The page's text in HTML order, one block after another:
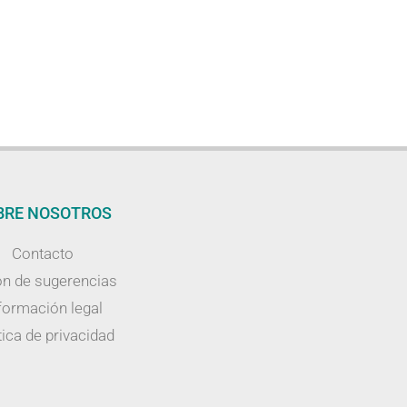
NOSOTROS
Contacto
de sugerencias
legal
de privacidad